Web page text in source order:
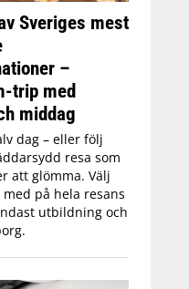
Sveriges mest
–
trip med
middag
dag – eller följ
resa som
att glömma. Välj
på hela resans
utbildning och